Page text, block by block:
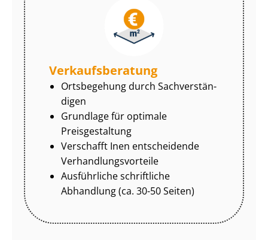
Ver­kaufs­be­ra­tung
Ortsbegehung durch Sach­ver­stän­
di­gen
Grundlage für optimale
Preisgestaltung
Verschafft Inen entscheidende
Ver­hand­lungs­vor­tei­le
Ausführliche schriftliche
Abhandlung (ca. 30-50 Seiten)